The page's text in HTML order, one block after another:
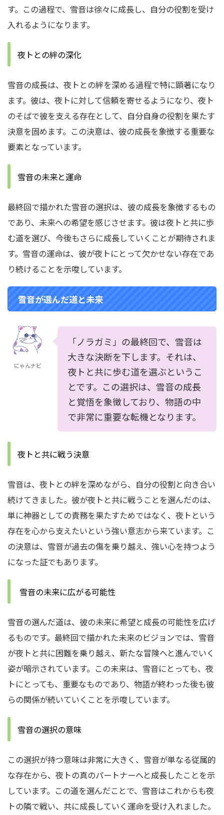
す。この過程で、雪音は徐々に成長し、自分の役割を受け
入れるようになります。
夜トとの絆の深化
雪音の成長は、夜トとの絆を深める過程で特に顕著になり
ます。彼は、夜トに対して信頼を寄せるようになり、夜ト
のそばで彼を支える存在として、自分自身の役割を果たす
決意を固めます。この決意は、彼の成長を象徴する重要な
要素となっています。
雪音の未来と運命
最終回で描かれた雪音の選択は、彼の成長を象徴するもの
であり、未来への希望を感じさせます。彼は夜トと共に歩
む道を選び、今後もさらに成長していくことが期待されま
す。雪音の運命は、彼が夜トにとって欠かせない存在であ
り続けることを示唆しています。
雪音が選んだ道と未来
にゃんナビ
「ノラガミ」の最終回で、雪音は
大きな決断を下します。それは、
夜トと共に歩む道を選ぶというこ
とです。この選択は、雪音の成長
と覚悟を象徴しており、物語の中
で非常に重要な転機となります。
夜トと共に戦う決意
雪音は、夜トとの絆を深めながら、自分の役割と向き合い
続けてきました。彼が夜トと共に戦うことを選んだのは、
単に神器としての責務を果たすためではなく、夜トという
存在を心から支えたいという強い意志から来ています。こ
の決意は、雪音が過去の傷を乗り越え、強い心を持つよう
になった証でもあります。
雪音の未来に広がる可能性
雪音の選んだ道は、彼の未来に希望と成長の可能性を広げ
るものです。最終回で描かれた未来のビジョンでは、雪音
が夜トと共に困難を乗り越え、新たな冒険へと進んでいく
姿が暗示されています。この未来は、雪音にとっても、夜
トにとっても、重要なものであり、物語が終わった後も彼
らの関係が続いていくことを示唆しています。
雪音の選択の意味
この選択が持つ意味は非常に大きく、雪音が単なる従属的
な存在から、夜トの真のパートナーへと成長したことを示
しています。この道を選んだことで、雪音はこれからも夜
トの隣で戦い、共に成長していく運命を受け入れました。